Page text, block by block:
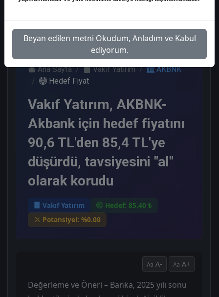
Pazartesi, 28 Nisan 2025
Ana Sayfa Vakıf Yatırım
AKBNK
Hedef Fiyat
Vakıf Yatırım, AKBNK-
Akbank için hedef fiyatını
90,6 TL'den 85,4 TL'ye
düşürdü, tavsiyesini "al"
olarak korudu
Vakıf Yatırım
Hedef: 85.40 ₺
Potansiyel: %0.00
A- A+
Değerleme ve Öneri – Banka, 2025 yılı sonu
Beyan edilen metni Okudum, Anladım ve Kabul
ediyorum.